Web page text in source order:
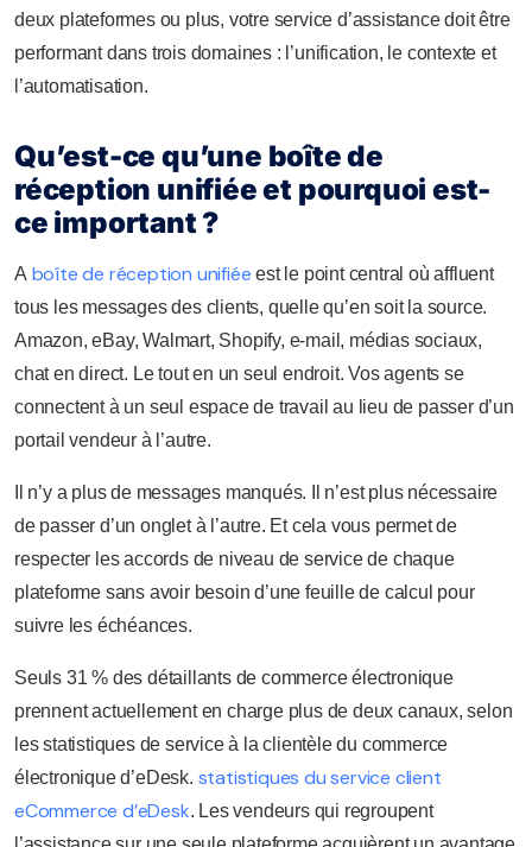
deux plateformes ou plus, votre service d’assistance doit être
performant dans trois domaines : l’unification, le contexte et
l’automatisation.
Qu’est-ce qu’une boîte de
réception unifiée et pourquoi est-
ce important ?
A boîte de réception unifiée est le point central où affluent
tous les messages des clients, quelle qu’en soit la source.
Amazon, eBay, Walmart, Shopify, e-mail, médias sociaux,
chat en direct. Le tout en un seul endroit. Vos agents se
connectent à un seul espace de travail au lieu de passer d’un
portail vendeur à l’autre.
Il n’y a plus de messages manqués. Il n’est plus nécessaire
de passer d’un onglet à l’autre. Et cela vous permet de
respecter les accords de niveau de service de chaque
plateforme sans avoir besoin d’une feuille de calcul pour
suivre les échéances.
Seuls 31 % des détaillants de commerce électronique
prennent actuellement en charge plus de deux canaux, selon
les statistiques de service à la clientèle du commerce
électronique d’eDesk. statistiques du service client
eCommerce d’eDesk. Les vendeurs qui regroupent